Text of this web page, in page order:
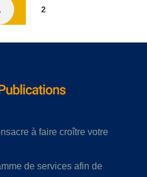
2
à faire croître votre
de services afin de